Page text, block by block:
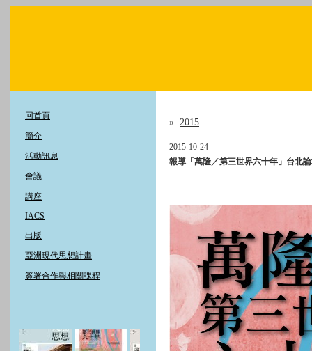
回首頁
簡介
活動訊息
會議
講座
IACS
出版
亞洲現代思想計畫
簽署合作與相關課程
» 2015
2015-10-24
報導「萬隆／第三世界六十年」台北